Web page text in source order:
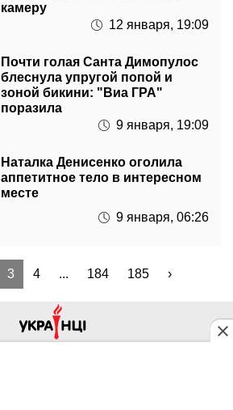
камеру
12 января, 19:09
Почти голая Санта Димопулос
блеснула упругой попой и
зоной бикини: "Виа ГРА"
поразила
9 января, 19:09
Наталка Денисенко оголила
аппетитное тело в интересном
месте
9 января, 06:26
3 4 ... 184 185 ›